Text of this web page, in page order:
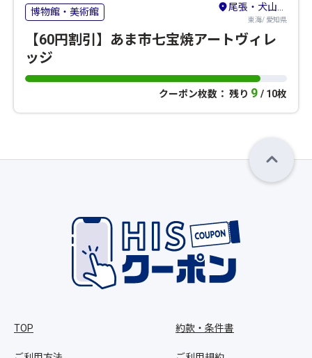
博物館・美術館 尾張・犬山・小牧・瀬戸・長久手
東海/ 愛知県
【60円割引】あま市七宝焼アートヴィレ
ッジ
クーポン枚数： 残り 9 / 10枚
TOP 約款・条件書